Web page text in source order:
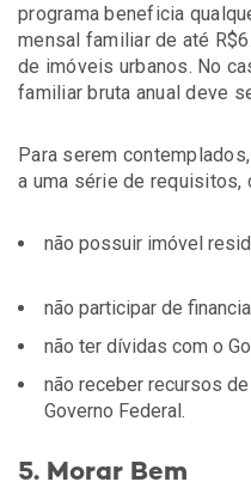
programa beneficia
mensal familiar de até
de imóveis urbanos. No
familiar bruta anual deve
Para serem
a uma série de requisitos,
não possuir
não participar de
não ter dívidas com o
não receber recursos
Governo Federal.
5. Morar Bem